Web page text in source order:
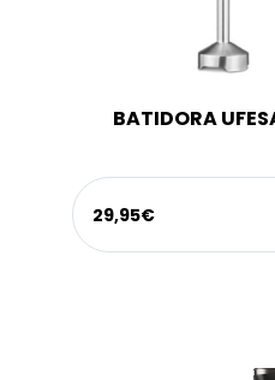
BATIDORA
29,95€